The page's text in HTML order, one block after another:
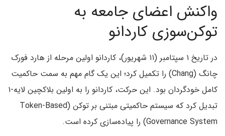
واکنش اعضای جامعه به
توکن‌سوزی کاردانو
در تاریخ ۱ سپتامبر (۱۱ شهریور)، کاردانو اولین مرحله از هارد فورک
چانگ (Chang) را تکمیل کرد؛ این یک گام مهم به سمت حاکمیت
کامل خودگردان بود. این حرکت، کاردانو را به اولین بلاکچین لایه-۱
تبدیل کرد که سیستم حاکمیتی مبتنی بر توکن (Token-Based
Governance System) را پیاده‌سازی کرده است.